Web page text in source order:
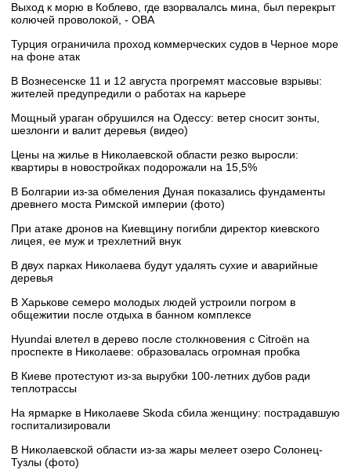
Выход к морю в Коблево, где взорвалалсь мина, был перекрыт
колючей проволокой, - ОВА
Турция ограничила проход коммерческих судов в Черное море
на фоне атак
В Вознесенске 11 и 12 августа прогремят массовые взрывы:
жителей предупредили о работах на карьере
Мощный ураган обрушился на Одессу: ветер сносит зонты,
шезлонги и валит деревья (видео)
Цены на жилье в Николаевской области резко выросли:
квартиры в новостройках подорожали на 15,5%
В Болгарии из-за обмеления Дуная показались фундаменты
древнего моста Римской империи (фото)
При атаке дронов на Киевщину погибли директор киевского
лицея, ее муж и трехлетний внук
В двух парках Николаева будут удалять сухие и аварийные
деревья
В Харькове семеро молодых людей устроили погром в
общежитии после отдыха в банном комплексе
Hyundai влетел в дерево после столкновения с Citroën на
проспекте в Николаеве: образовалась огромная пробка
В Киеве протестуют из-за вырубки 100-летних дубов ради
теплотрассы
На ярмарке в Николаеве Skoda сбила женщину: пострадавшую
госпитализировали
В Николаевской области из-за жары мелеет озеро Солонец-
Тузлы (фото)